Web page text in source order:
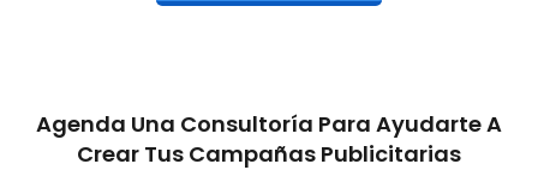
Agenda Una Consultoría Para Ayudarte A
Crear Tus Campañas Publicitarias